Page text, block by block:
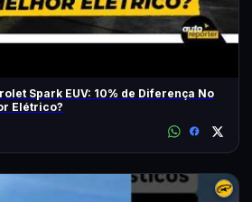
Spark EUV: 10% de Diferença No
Elétrico?